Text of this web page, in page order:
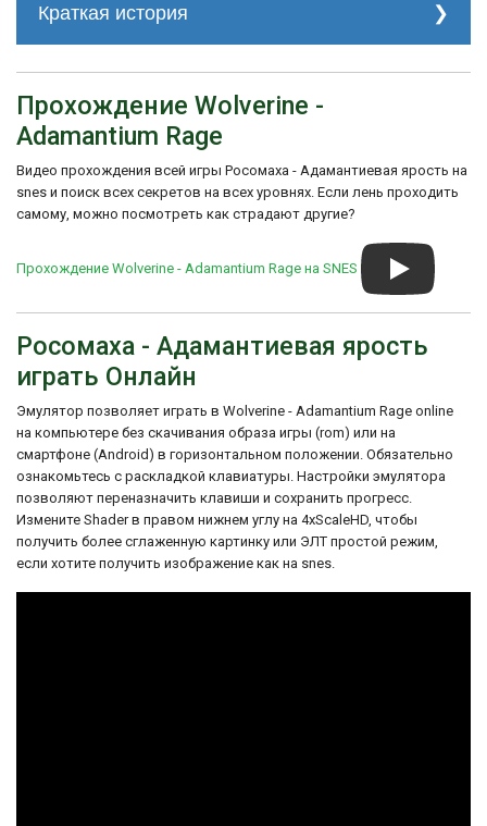
2. MARIKO
3. SILVER_FOX
4. DEPARTMENT_H
5. MADRIPOOR
7. THE_HUDSONS
Секретное меню:
Начните игру, проиграйте и на экране High
Score введите имя "HELLO MURRAY ".
Появится дополнительное меню X-Tra
Help, где можно выбрать уровень или
Краткая история
середине 90-х годов, когда компания LJN
получила лицензию от Marvel Comics на
создание игры о Вульверине. Разработкой
игры занималась студия Bits Studios,
сюжет, основанный на приключениях
Вульверина.
Wolverine - Adamantium Rage получила
положительные отзывы от игроков и
критиков за качественную графику,
увлекательный геймплей и интересный
популярной среди поклонников серии и
считается одной из лучших игр о
Вульверине на SNES.
Прохождение Wolverine -
Adamantium Rage
Видео прохождения всей игры Росомаха - Адамантиевая ярость на
snes и поиск всех секретов на всех уровнях. Если лень проходить
самому, можно посмотреть как страдают другие?
Прохождение Wolverine - Adamantium Rage на SNES
Росомаха - Адамантиевая ярость
играть Онлайн
Эмулятор позволяет играть в Wolverine - Adamantium Rage online
на компьютере без скачивания образа игры (rom) или на
смартфоне (Android) в горизонтальном положении. Обязательно
ознакомьтесь с раскладкой клавиатуры. Настройки эмулятора
позволяют переназначить клавиши и сохранить прогресс.
Измените Shader в правом нижнем углу на 4xScaleHD, чтобы
получить более сглаженную картинку или ЭЛТ простой режим,
если хотите получить изображение как на snes.